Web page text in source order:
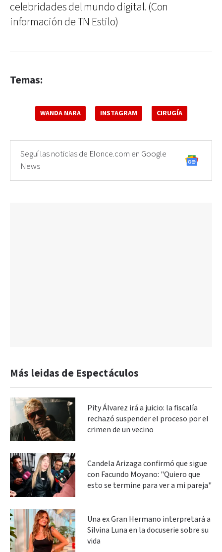
celebridades del mundo digital. (Con
información de TN Estilo)
Temas:
WANDA NARA INSTAGRAM CIRUGÍA
Seguí las noticias de Elonce.com en Google
News
Más leidas de Espectáculos
Pity Álvarez irá a juicio: la fiscalía
rechazó suspender el proceso por el
crimen de un vecino
Candela Arizaga confirmó que sigue
con Facundo Moyano: "Quiero que
esto se termine para ver a mi pareja"
Una ex Gran Hermano interpretará a
Silvina Luna en la docuserie sobre su
vida